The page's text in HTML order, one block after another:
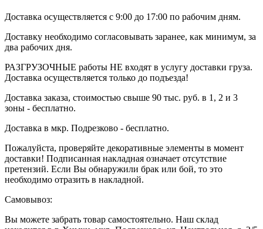
Доставка осуществляется с 9:00 до 17:00 по рабочим дням.
Доставку необходимо согласовывать заранее, как минимум, за
два рабочих дня.
РАЗГРУЗОЧНЫЕ работы НЕ входят в услугу доставки груза.
Доставка осуществляется только до подъезда!
Доставка заказа, стоимостью свыше 90 тыс. руб. в 1, 2 и 3
зоны - бесплатно.
Доставка в мкр. Подрезково - бесплатно.
Пожалуйста, проверяйте декоративные элементы в момент
доставки! Подписанная накладная означает отсутствие
претензий. Если Вы обнаружили брак или бой, то это
необходимо отразить в накладной.
Самовывоз:
Вы можете забрать товар самостоятельно. Наш склад